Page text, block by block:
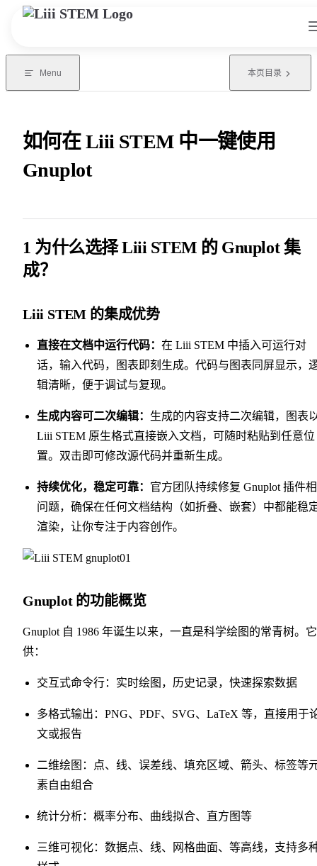
Skip to content
Menu 本页目录
如何在 Liii STEM 中一键使用
Gnuplot
1 为什么选择 Liii STEM 的 Gnuplot 集
成？
Liii STEM 的集成优势
直接在文档中运行代码： 在 Liii STEM 中插入可运行对
话，输入代码，图表即刻生成。代码与图表同屏显示，
辑清晰，便于调试与复现。
生成内容可二次编辑： 生成的内容支持二次编辑，图表
Liii STEM 原生格式直接嵌入文档，可随时粘贴到任意位
置。双击即可修改源代码并重新生成。
持续优化，稳定可靠： 官方团队持续修复 Gnuplot 插件
问题，确保在任何文档结构（如折叠、嵌套）中都能稳
渲染，让你专注于内容创作。
Gnuplot 的功能概览
Gnuplot 自 1986 年诞生以来，一直是科学绘图的常青树。
供：
交互式命令行：实时绘图，历史记录，快速探索数据
多格式输出：PNG、PDF、SVG、LaTeX 等，直接用于
文或报告
二维绘图：点、线、误差线、填充区域、箭头、标签等
素自由组合
统计分析：概率分布、曲线拟合、直方图等
三维可视化：数据点、线、网格曲面、等高线，支持多